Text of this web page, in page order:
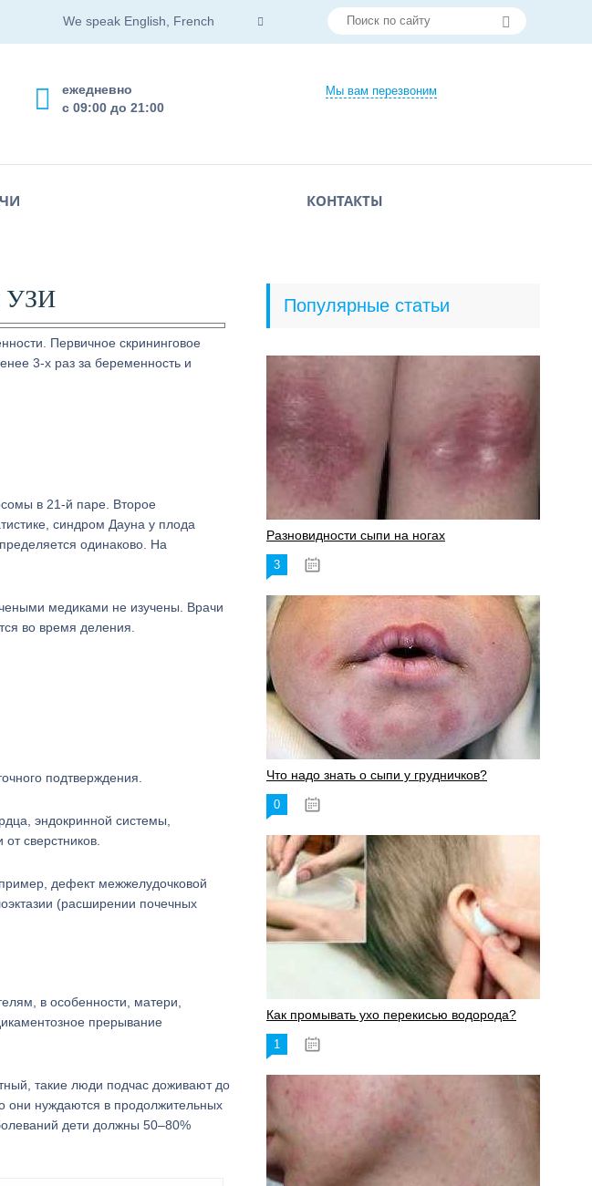
We speak English, French
Мы вам перезвоним
ежедневно
с 09:00 до 21:00
КОНТАКТЫ
УЗИ
Первичное скрининговое
3-х раз за беременность и
в 21-й паре. Второе
синдром Дауна у плода
одинаково. На
медиками не изучены. Врачи
во время деления.
подтверждения.
эндокринной системы,
сверстников.
дефект межжелудочковой
(расширении почечных
в особенности, матери,
прерывание
такие люди подчас доживают до
они нуждаются в продолжительных
дети должны 50–80%
Популярные статьи
Разновидности сыпи на ногах
3
Что надо знать о сыпи у грудничков?
0
Как промывать ухо перекисью водорода?
1